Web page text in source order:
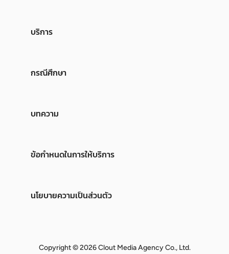
บริการ
กรณีศึกษา
บทความ
ข้อกำหนดในการให้บริการ
นโยบายความเป็นส่วนตัว
Copyright © 2026 Clout Media Agency Co., Ltd.